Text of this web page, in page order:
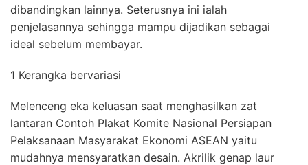
dibandingkan lainnya. Seterusnya ini ialah
penjelasannya sehingga mampu dijadikan sebagai
ideal sebelum membayar.
1 Kerangka bervariasi
Melenceng eka keluasan saat menghasilkan zat
lantaran Contoh Plakat Komite Nasional Persiapan
Pelaksanaan Masyarakat Ekonomi ASEAN yaitu
mudahnya mensyaratkan desain. Akrilik genap laur